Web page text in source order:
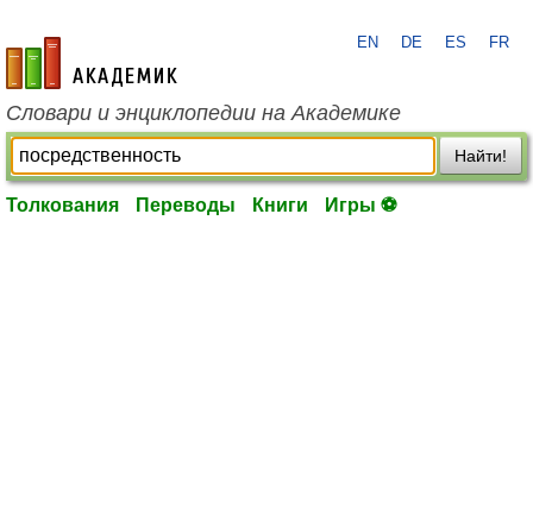
academic.ru
EN DE ES FR
Словари и энциклопедии на Академике
Найти!
Толкования Переводы Книги Игры ⚽